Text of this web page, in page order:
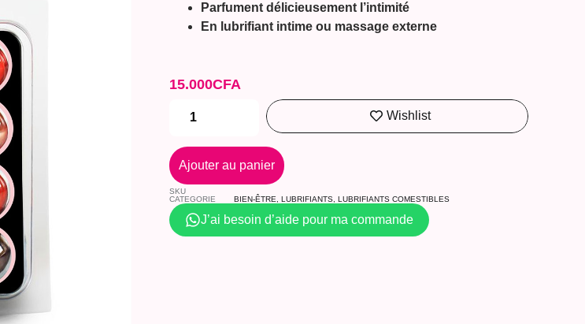
Parfument délicieusement l’intimité
En lubrifiant intime ou massage externe
15.000CFA
Wishlist
Ajouter au panier
SKU
CATEGORIE
BIEN-ÊTRE ,LUBRIFIANTS ,LUBRIFIANTS COMESTIBLES
J’ai besoin d’aide pour ma commande